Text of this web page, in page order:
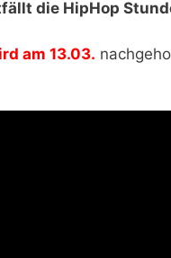
die HipHop
am 13.03.